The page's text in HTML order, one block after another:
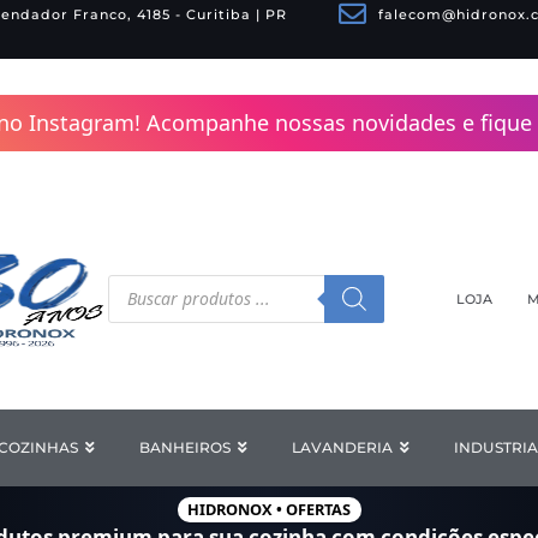
Franco, 4185 - Curitiba | PR
Instagram! Acompanhe nossas novidades e
Pesquisar
produtos LOJA
Open COZINHAS
BANHEIROS Open BANHEIROS
LAVANDERIA Open
HIDRONOX • OFERTAS